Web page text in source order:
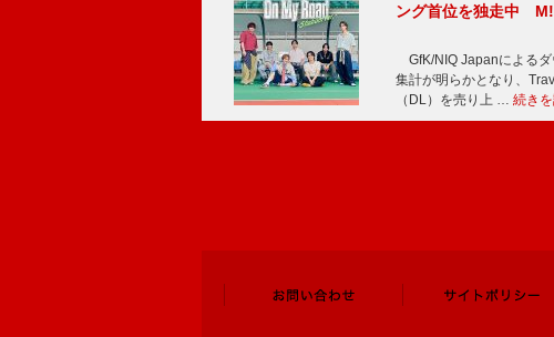
ング首位を独走中
GfK/NIQ Japanによる
集計が明らかとなり、
（DL）を売り上 … 続き